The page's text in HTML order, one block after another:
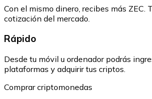
Con el mismo dinero, recibes más ZEC.
cotización del mercado.
Rápido
Desde tu móvil u ordenador podrás
plataformas y adquirir tus criptos.
Comprar criptomonedas